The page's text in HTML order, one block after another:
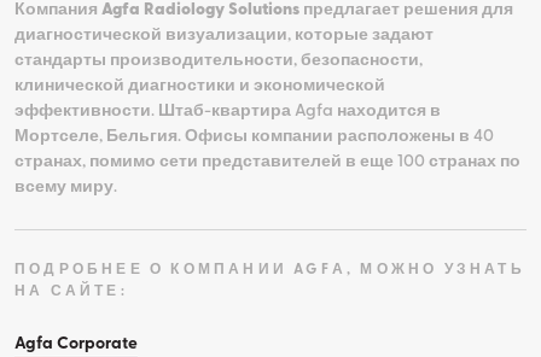
Компания Agfa Radiology Solutions предлагает решения для
диагностической визуализации, которые задают
стандарты производительности, безопасности,
клинической диагностики и экономической
эффективности. Штаб-квартира Agfa находится в
Мортселе, Бельгия. Офисы компании расположены в 40
странах, помимо сети представителей в еще 100 странах по
всему миру.
ПОДРОБНЕЕ О КОМПАНИИ AGFА, МОЖНО УЗНАТЬ
НА САЙТЕ:
Agfa Corporate